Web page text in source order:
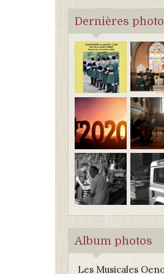
Dernières
Album photos
Les Musicales